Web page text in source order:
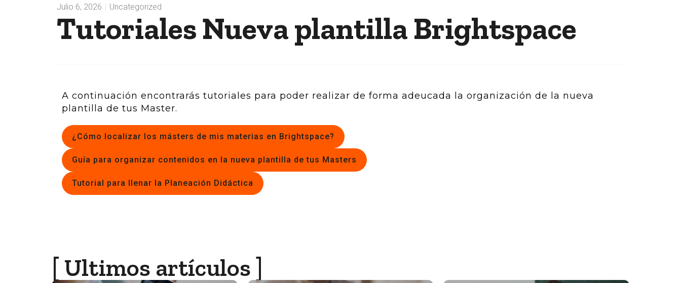
Julio 6, 2026 Uncategorized
Tutoriales Nueva plantilla Brightspace
A continuación encontrarás tutoriales para poder realizar de forma adeucada la organización de la nueva
plantilla de tus Master.
¿Cómo localizar los másters de mis materias en Brightspace?
Guía para organizar contenidos en la nueva plantilla de tus Masters
Tutorial para llenar la Planeación Didáctica
[ Ultimos artículos ]